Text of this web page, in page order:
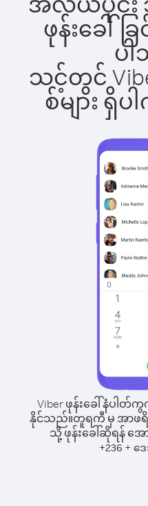
ဖုန်းခေါ်
ပ
သင့်တွင်
စ်များ
Viber ဖုန်းခေါ်နံပါတ်
နိုင်သည်။တူရကီ မှ အာဖ
သို့ ဖုန်းခေါ်ဆိုရန် အေ
+236 + ဒ